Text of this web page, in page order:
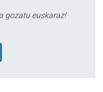
gozatu euskaraz!